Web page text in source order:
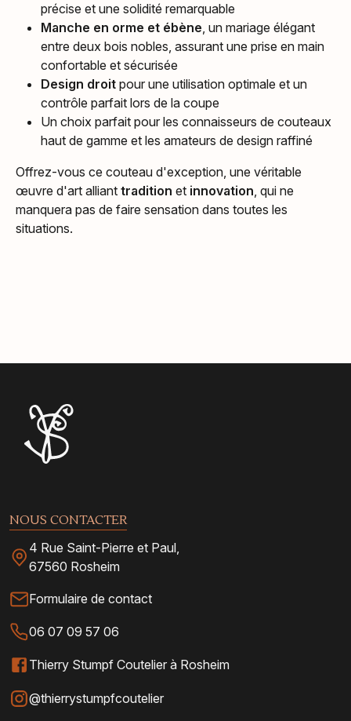
précise et une solidité remarquable
Manche en orme et ébène, un mariage élégant
entre deux bois nobles, assurant une prise en main
confortable et sécurisée
Design droit pour une utilisation optimale et un
contrôle parfait lors de la coupe
Un choix parfait pour les connaisseurs de couteaux
haut de gamme et les amateurs de design raffiné
Offrez-vous ce couteau d'exception, une véritable
œuvre d'art alliant tradition et innovation, qui ne
manquera pas de faire sensation dans toutes les
situations.
NOUS CONTACTER
4 Rue Saint-Pierre et Paul,
67560 Rosheim
Formulaire de contact
06 07 09 57 06
Thierry Stumpf Coutelier à Rosheim
@thierrystumpfcoutelier